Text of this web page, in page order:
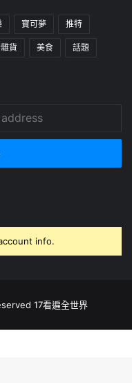
寶可夢 推特
貨 美食 話題
info.
17看遍全世界